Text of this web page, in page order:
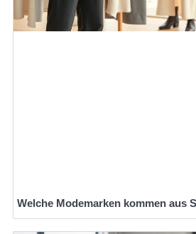
Welche Modemarken kommen aus